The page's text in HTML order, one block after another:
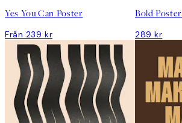
Yes You Can Poster
Från 239 kr
Bold Poster
289 kr